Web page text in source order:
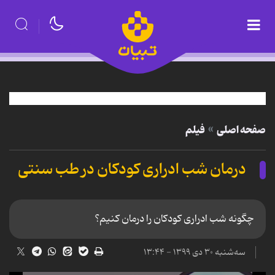
صفحه اصلی فیلم
درمان شب ادراری کودکان در طب سنتی
چگونه شب ادراری کودکان را درمان کنیم؟
سه‌شنبه ۳۰ دی ۱۳۹۹ - ۱۳:۴۴